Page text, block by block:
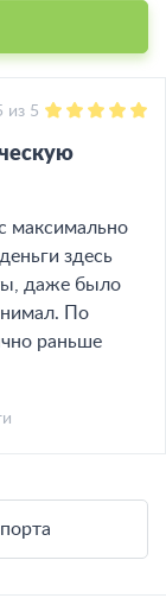
из 5
максимально
здесь
даже было
По
раньше